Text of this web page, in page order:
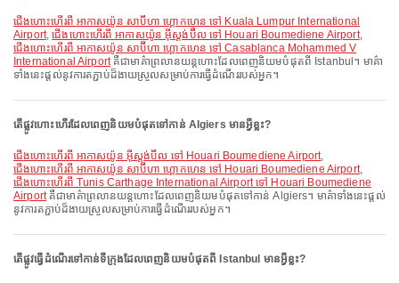
ជើងហោះហើរពី អាកាសយ៉ូន សាប៊ីហា ហ្គោកហេន ទៅ Kuala Lumpur International
Airport,ជើងហោះហើរពី អាកាសយ៉ូន អ៊ីស្តង់ប៊ឺល ទៅ Houari Boumediene Airport,
ជើងហោះហើរពី អាកាសយ៉ូន សាប៊ីហា ហ្គោកហេន ទៅ Casablanca Mohammed V
International Airportគឺជាមាគ៌ាព្រលានយន្តហោះដែលពេញនិយមបំផុតពី Istanbul។ មាគ៌ា
ទាំងនេះផ្តល់នូវការតភ្ជាប់ដ៏ងាយស្រួលសម្រាប់ការធ្វើដំណើររបស់អ្នក។
តើផ្លូវហោះហើរដែលពេញនិយមបំផុតទៅកាន់ Algiers មានអ្វីខ្លះ?
ជើងហោះហើរពី អាកាសយ៉ូន អ៊ីស្តង់ប៊ឺល ទៅ Houari Boumediene Airport,
ជើងហោះហើរពី អាកាសយ៉ូន សាប៊ីហា ហ្គោកហេន ទៅ Houari Boumediene Airport,
ជើងហោះហើរពី Tunis Carthage International Airport ទៅ Houari Boumediene
Airportគឺជាមាគ៌ាព្រលានយន្តហោះដែលពេញនិយមបំផុតទៅកាន់ Algiers។ មាគ៌ាទាំងនេះផ្តល់
នូវការតភ្ជាប់ដ៏ងាយស្រួលសម្រាប់ការធ្វើដំណើររបស់អ្នក។
តើផ្លូវធ្វើដំណើរទៅកាន់ទីក្រុងដែលពេញនិយមបំផុតពី Istanbul មានអ្វីខ្លះ?